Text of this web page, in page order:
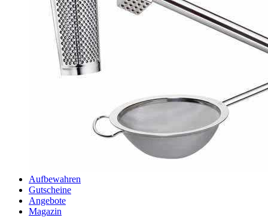
Aufbewahren
Gutscheine
Angebote
Magazin